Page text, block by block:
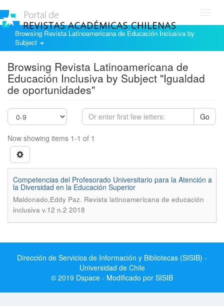
Browsing Revista Latinoamericana de Educación Inclusiva by
Subject
Browsing Revista Latinoamericana de
Educación Inclusiva by Subject "Igualdad
de oportunidades"
Go
Now showing items 1-1 of 1
Competencias del Profesorado Universitario para la Atención a
la Diversidad en la Educación Superior
Maldonado,Eddy Paz. Revista latinoamericana de educación
inclusiva v.12 n.2 2018
Dirección de Servicios de Información y Bibliotecas (SISIB) -
Universidad de Chile
© 2019 Dspace - Modificado por SISIB